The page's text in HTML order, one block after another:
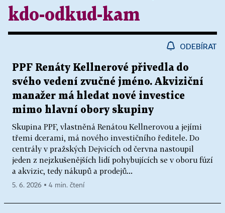
kdo-odkud-kam
ODEBÍRAT
PPF Renáty Kellnerové přivedla do
svého vedení zvučné jméno. Akviziční
manažer má hledat nové investice
mimo hlavní obory skupiny
Skupina PPF, vlastněná Renátou Kellnerovou a jejími
třemi dcerami, má nového investičního ředitele. Do
centrály v pražských Dejvicích od června nastoupil
jeden z nejzkušenějších lidí pohybujících se v oboru fúzí
a akvizic, tedy nákupů a prodejů...
5. 6. 2026 ▪ 4 min. čtení